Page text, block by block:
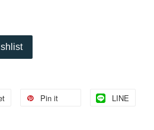
Pin it LINE